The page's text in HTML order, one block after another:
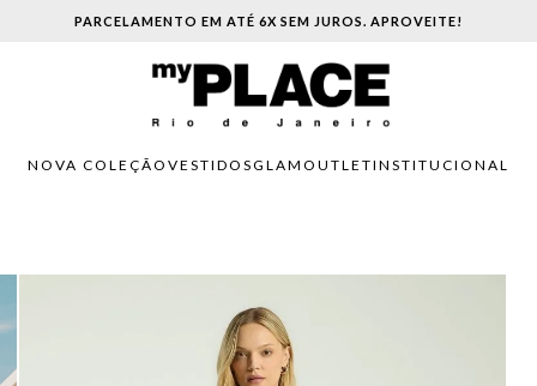
PARCELAMENTO EM ATÉ 6X SEM JUROS. APROVEITE!
NOVA COLEÇÃO VESTIDOSGLAM OUTLETINSTITUCIONAL